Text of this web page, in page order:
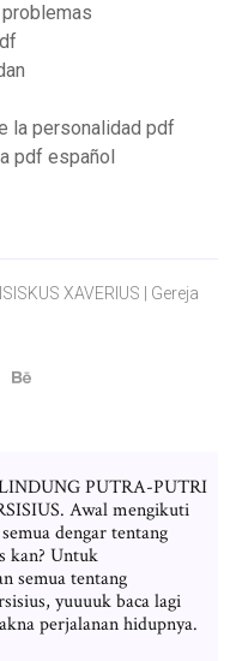
la personalidad pdf
pdf español
XAVERIUS | Gereja
PUTRA-PUTRI
Awal mengikuti
dengar tentang
kan? Untuk
semua tentang
yuuuuk baca lagi
perjalanan hidupnya.